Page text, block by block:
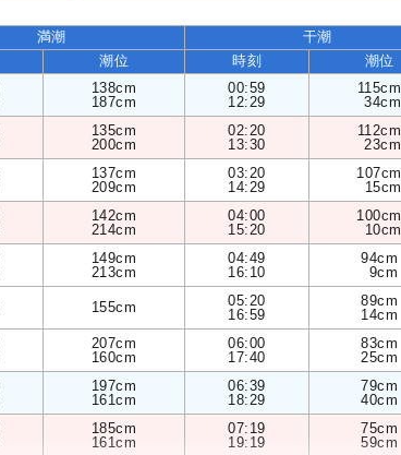
満潮 干潮
潮位 時刻 潮位
138cm
187cm
00:59
12:29
115cm
34cm
135cm
200cm
02:20
13:30
112cm
23cm
137cm
209cm
03:20
14:29
107cm
15cm
142cm
214cm
04:00
15:20
100cm
10cm
149cm
213cm
04:49
16:10
94cm
9cm
155cm
05:20
16:59
89cm
14cm
207cm
160cm
06:00
17:40
83cm
25cm
197cm
161cm
06:39
18:29
79cm
40cm
185cm
161cm
07:19
19:19
75cm
59cm